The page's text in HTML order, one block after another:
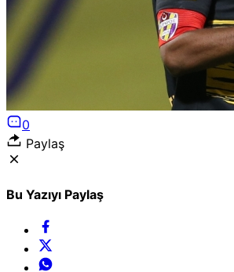
0
Paylaş
Bu Yazıyı Paylaş